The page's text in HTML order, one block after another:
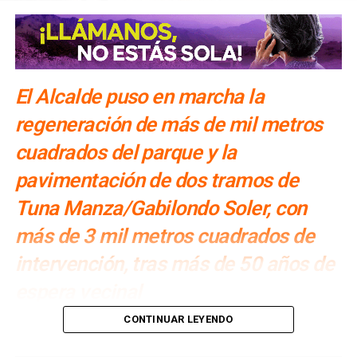
El Alcalde puso en marcha la
regeneración de más de mil metros
cuadrados del parque y la
pavimentación de dos tramos de
Tuna Manza/Gabilondo Soler, con
más de 3 mil metros cuadrados de
intervención, tras más de 50 años de
CONTINUAR LEYENDO